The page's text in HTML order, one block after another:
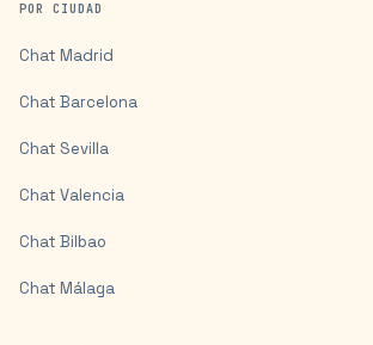
POR CIUDAD
Chat Madrid
Chat Barcelona
Chat Sevilla
Chat Valencia
Chat Bilbao
Chat Málaga